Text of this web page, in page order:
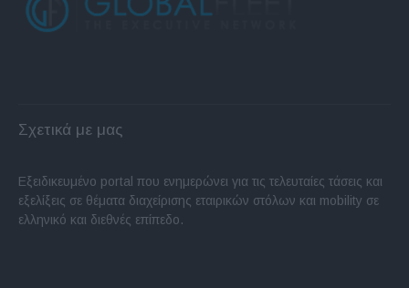
Σχετικά με μας
Εξειδικευμένο portal που ενημερώνει για τις τελευταίες τάσεις και
εξελίξεις σε θέματα διαχείρισης εταιρικών στόλων και mobility σε
ελληνικό και διεθνές επίπεδο.